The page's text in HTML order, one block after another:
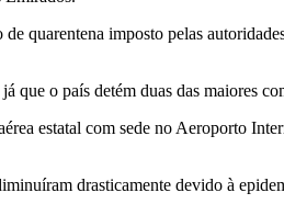
quarentena imposto pelas
que o país detém duas das maiores
estatal com sede no Aeroporto
drasticamente devido à